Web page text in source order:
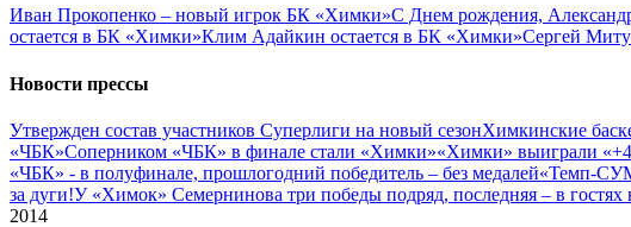
Иван Прокопенко – новый игрок БК «Химки»С Днем рождения,
остается в БК «Химки»Клим Адайкин остается в БК «Химки»Сергей
Новости прессы
Утвержден состав участников Cуперлиги на новый сезонХимкинские
«ЧБК»Соперником «ЧБК» в финале стали «Химки»«Химки» выиграли
«ЧБК» - в полуфинале, прошлогодний победитель – без медалей«Темп-
за дуги!У «Химок» Семернинова три победы подряд, последняя – в гостях
2014